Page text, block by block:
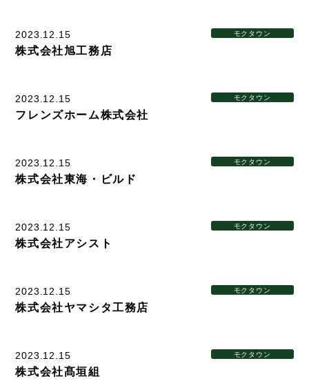
補助金・お得情報
施工事例
参加企業/団体一覧
潜入！岐阜県産材ができるまで
知ってほしい木のコト森のコト
対談シリーズ
2023.12.15 モクタウン
株式会社旭工務店
2023.12.15 モクタウン
フレンズホーム株式会社
2023.12.15 モクタウン
株式会社東海・ビルド
2023.12.15 モクタウン
株式会社アシスト
2023.12.15 モクタウン
株式会社ヤマシタ工務店
2023.12.15 モクタウン
株式会社髙垣組